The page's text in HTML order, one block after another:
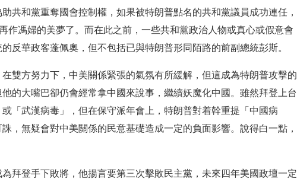
共和黨重奪國會控制權，如果被特朗普點名的共和黨議員成功連任，
作馮婦的美夢了。而在此之前，一些共和黨政治人物或真心或假意會
反華政客蓬佩奧，但不包括已與特朗普形同陌路的前副總統彭斯。
雙方努力下，中美關係緊張的氣氛有所緩解，但這成為特朗普攻擊的
的大嘴巴卻仍會經常拿中國來說事，繼續妖魔化中國。雖然拜登上台
「武漢病毒」，但在保守派年會上，特朗普對着幹重提「中國病
，無疑會對中美關係的民意基礎造成一定的負面影響。說得白一點，
拜登手下敗將，他揚言要第三次擊敗民主黨，未來四年美國政壇一定